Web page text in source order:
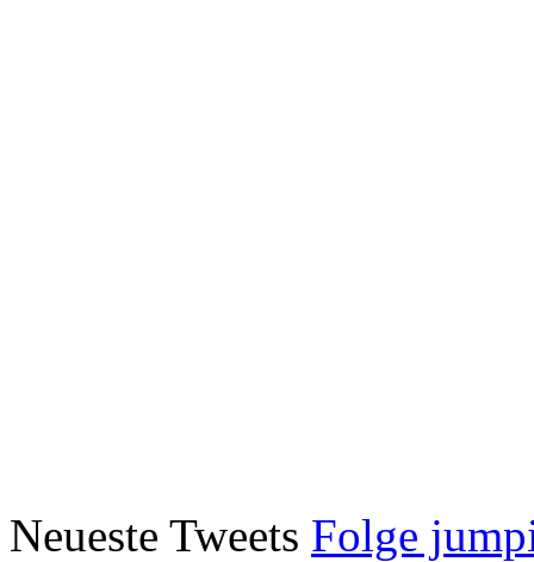
Neueste Tweets Folge